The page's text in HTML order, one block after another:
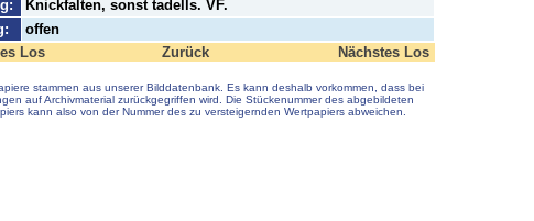
Knickfalten, sonst tadells. VF.
offen
Los
Zurück Nächstes Los
stammen aus unserer Bilddatenbank. Es kann deshalb vorkommen, dass bei
auf Archivmaterial zurückgegriffen wird. Die Stückenummer des abgebildeten
kann also von der Nummer des zu versteigernden Wertpapiers abweichen.